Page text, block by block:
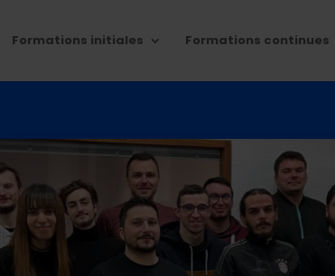
Formations initiales Formations continues